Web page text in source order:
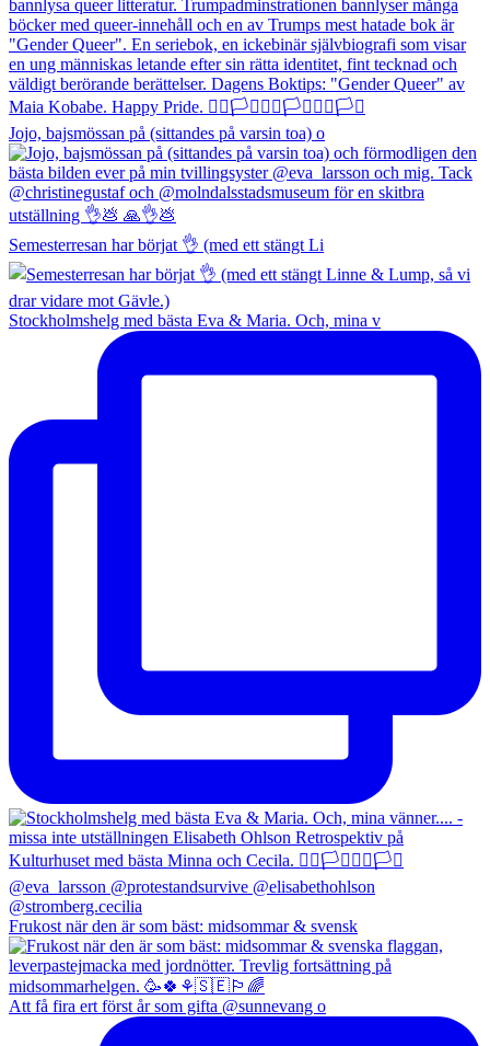
Jojo, bajsmössan på (sittandes på varsin toa) o
Semesterresan har börjat 👌 (med ett stängt Li
Stockholmshelg med bästa Eva & Maria. Och, mina v
Frukost när den är som bäst: midsommar & svensk
Att få fira ert först år som gifta @sunnevang o